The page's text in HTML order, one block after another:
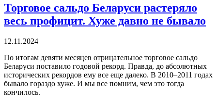
Торговое сальдо Беларуси растеряло
весь профицит. Хуже давно не бывало
12.11.2024
По итогам девяти месяцев отрицательное торговое сальдо
Беларуси поставило годовой рекорд. Правда, до абсолютных
исторических рекордов ему все еще далеко. В 2010–2011 годах
бывало гораздо хуже. И мы все помним, чем это тогда
кончилось.